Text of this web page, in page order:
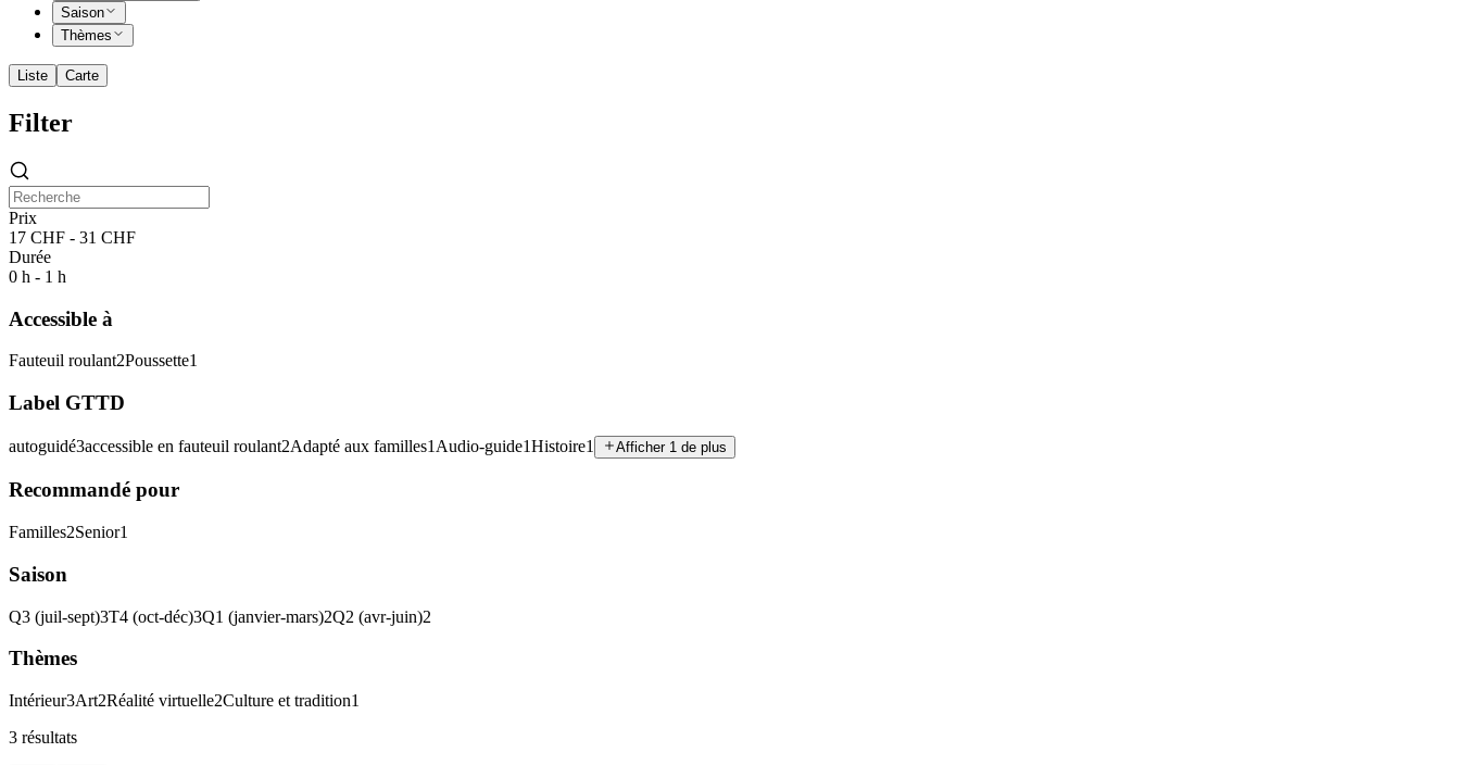
Saison
Thèmes
Liste Carte
Filter
Prix
17 CHF - 31 CHF
Durée
0 h - 1 h
Accessible à
Fauteuil roulant2Poussette1
Label GTTD
autoguidé3accessible en fauteuil roulant2Adapté aux familles1 Audio-guide1Histoire1 Afficher 1 de plus
Recommandé pour
Familles2Senior1
Saison
Q3 (juil-sept)3T4 (oct-déc)3Q1 (janvier-mars)2Q2 (avr-juin)2
Thèmes
Intérieur3Art2Réalité virtuelle2Culture et tradition1
3 résultats